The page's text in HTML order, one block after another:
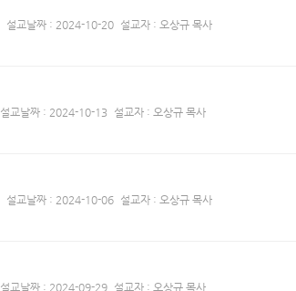
설교날짜 : 2024-10-20 설교자 : 오상규 목사
설교날짜 : 2024-10-13 설교자 : 오상규 목사
설교날짜 : 2024-10-06 설교자 : 오상규 목사
설교날짜 : 2024-09-29 설교자 : 오상규 목사